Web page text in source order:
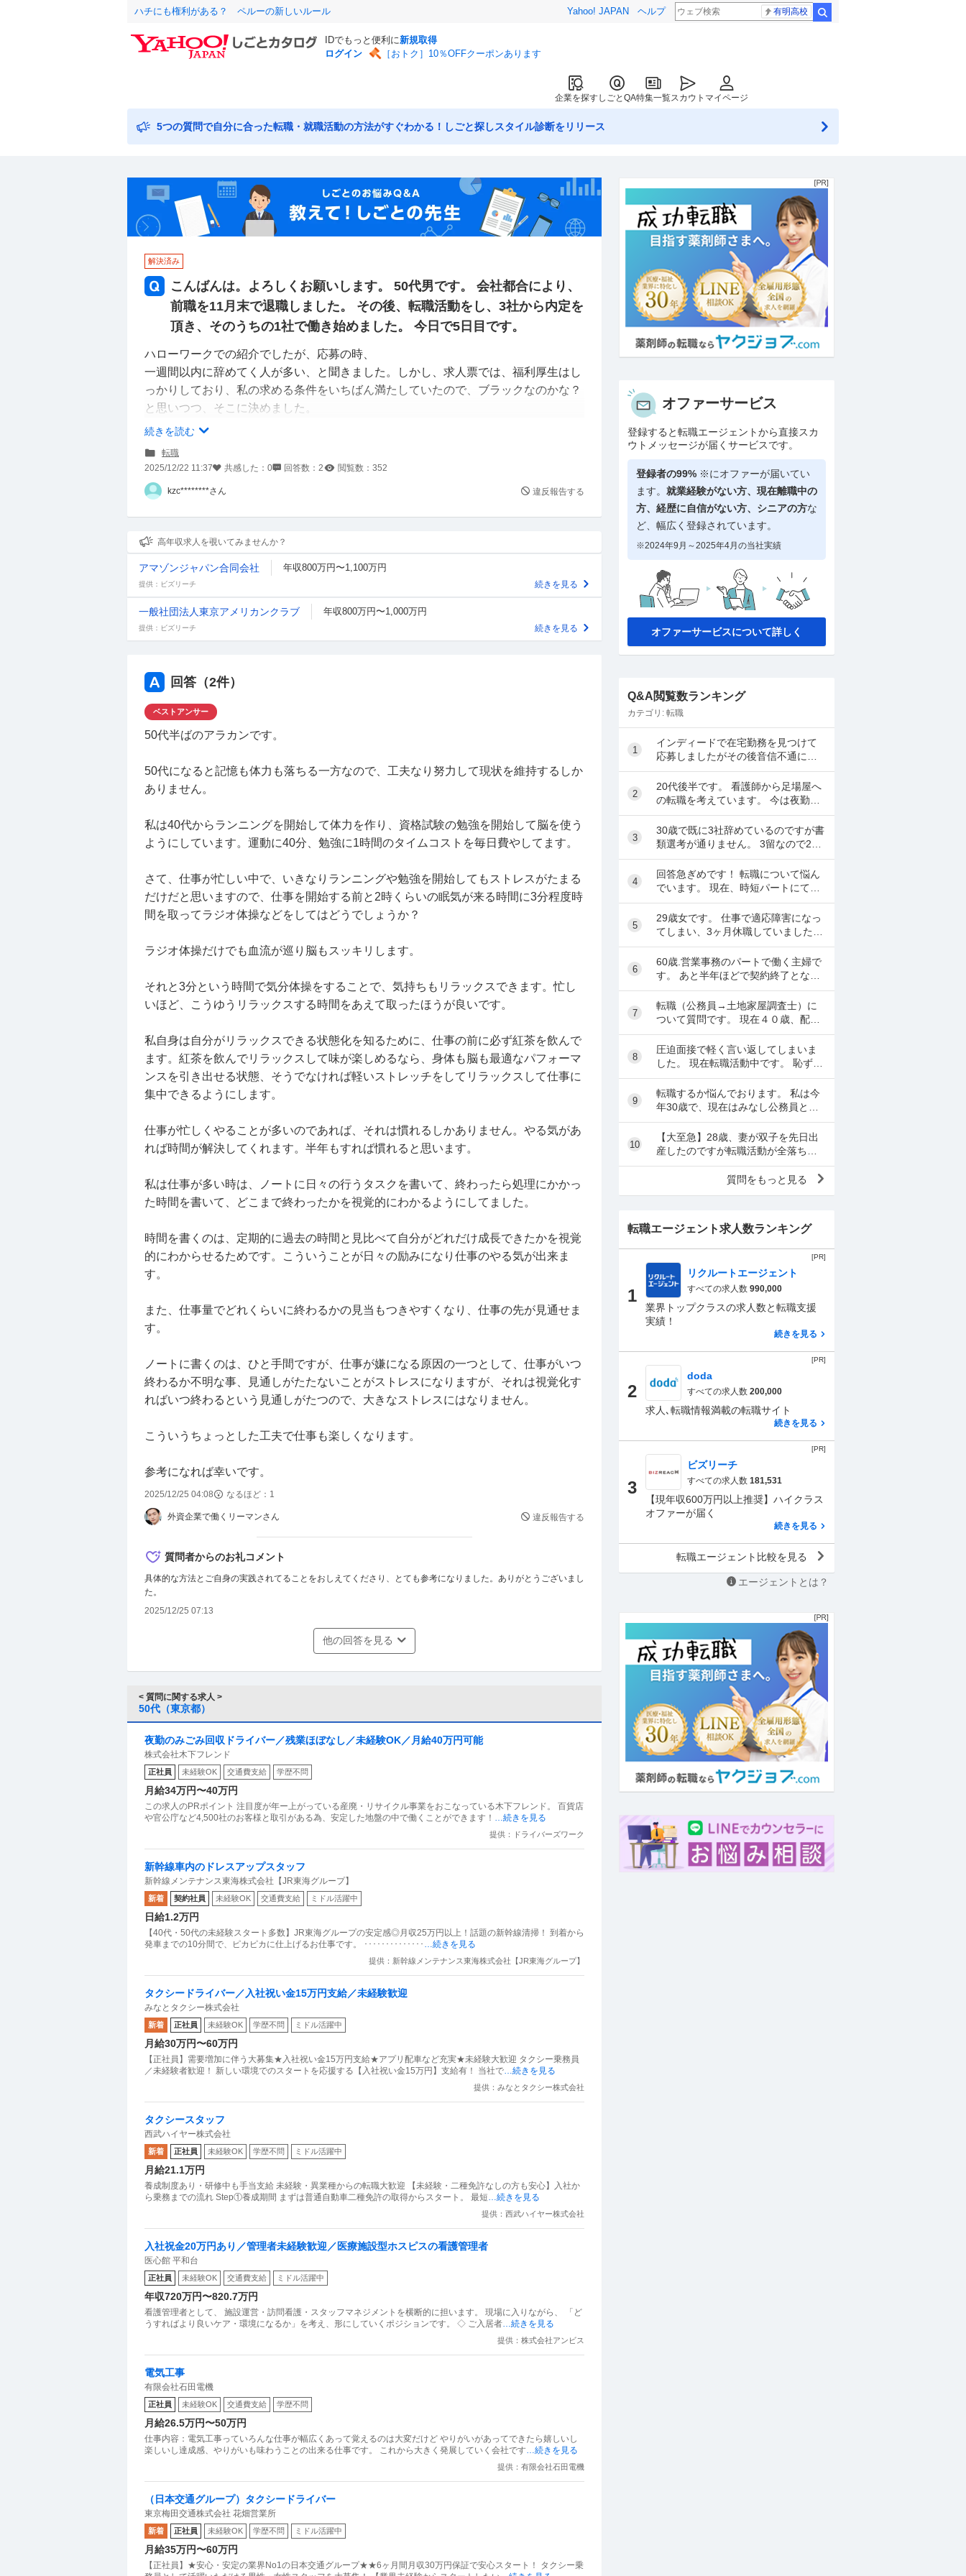
ハチにも権利がある？ ペルーの新しいルール Yahoo! JAPAN ヘルプ 有明高校
IDでもっと便利に新規取得
ログイン
［おトク］10％OFFクーポンあります
企業を探すしごとQA特集一覧スカウト マイページ
5つの質問で自分に合った転職・就職活動の方法がすぐわかる！しごと探しスタイル診断をリリース
解決済み
こんばんは。よろしくお願いします。 50代男です。 会社都合により、
前職を11月末で退職しました。 その後、転職活動をし、3社から内定を
頂き、そのうちの1社で働き始めました。 今日で5日目です。
ハローワークでの紹介でしたが、応募の時、
一週間以内に辞めてく人が多い、と聞きました。しかし、求人票では、福利厚生はし
っかりしており、私の求める条件をいちばん満たしていたので、ブラックなのかな？
と思いつつ、そこに決めました。
働きはじめて、すでに初日に、人が辞めてく理由が分かりました。
内ルールやマニュアルがたくさんあります。
とにかく、覚えることが多くて、しかも、それをやりながら、優先の仕事が入ると、
そちらに取り掛かる。といった具合で、しっかり腰を据えて覚える間がありません。
もちろん、メモはとっていますが、品物の流れや、工程など、まだ把握できていない
ため、先輩社員にいちいち確認しながら行っています。レベルもかなり高いです。
自分で選んだ会社ながら、すでにいっぱいいっぱいで、覚えていけるか不安です。
パワハラなどがある雰囲気ではないので、それは大丈夫かと思いますが、きついで
す。
50代でもう後がないのと、あきらめて辞めるのは本意ではありません。
転職経験のある方、私と同じく、転職間もない方、どのように対応されているか、考
え方など、参考にさせてください。
ちなみに、前職は製造業で、現職も同業種ですが、少し業務体制が違う感じです。
続きを読む
転職
2025/12/22 11:37
共感した： 0 回答数： 2 閲覧数： 352
kzc********さん 違反報告する
高年収求人を覗いてみませんか？
アマゾンジャパン合同会社 年収800万円〜1,100万円
提供：ビズリーチ 続きを見る
一般社団法人東京アメリカンクラブ 年収800万円〜1,000万円
提供：ビズリーチ 続きを見る
回答（2件）
ベストアンサー
50代半ばのアラカンです。
50代になると記憶も体力も落ちる一方なので、工夫なり努力して現状を維持するしか
ありません。
私は40代からランニングを開始して体力を作り、資格試験の勉強を開始して脳を使う
ようにしています。運動に40分、勉強に1時間のタイムコストを毎日費やしてます。
さて、仕事が忙しい中で、いきなりランニングや勉強を開始してもストレスがたまる
だけだと思いますので、仕事を開始する前と2時くらいの眠気が来る時間に3分程度時
間を取ってラジオ体操などをしてはどうでしょうか？
ラジオ体操だけでも血流が巡り脳もスッキリします。
それと3分という時間で気分体操をすることで、気持ちもリラックスできます。忙し
いほど、こうゆうリラックスする時間をあえて取ったほうが良いです。
私自身は自分がリラックスできる状態化を知るために、仕事の前に必ず紅茶を飲んで
ます。紅茶を飲んでリラックスして味が楽しめるなら、身体も脳も最適なパフォーマ
ンスを引き出せる状態、そうでなければ軽いストレッチをしてリラックスして仕事に
集中できるようにします。
仕事が忙しくやることが多いのであれば、それは慣れるしかありません。やる気があ
れば時間が解決してくれます。半年もすれば慣れると思います。
私は仕事が多い時は、ノートに日々の行うタスクを書いて、終わったら処理にかかっ
た時間を書いて、どこまで終わったかを視覚的にわかるようにしてました。
時間を書くのは、定期的に過去の時間と見比べて自分がどれだけ成長できたかを視覚
的にわからせるためです。こういうことが日々の励みになり仕事のやる気が出来ま
す。
また、仕事量でどれくらいに終わるかの見当もつきやすくなり、仕事の先が見通せま
す。
ノートに書くのは、ひと手間ですが、仕事が嫌になる原因の一つとして、仕事がいつ
終わるか不明な事、見通しがたたないことがストレスになりますが、それは視覚化す
ればいつ終わるという見通しがたつので、大きなストレスにはなりません。
こういうちょっとした工夫で仕事も楽しくなります。
参考になれば幸いです。
2025/12/25 04:08 なるほど： 1
外資企業で働くリーマンさん 違反報告する
質問者からのお礼コメント
具体的な方法とご自身の実践されてることをおしえてくださり、とても参考になりました。ありがとうございまし
た。
2025/12/25 07:13
他の回答を見る
< 質問に関する求人 >
50代（東京都）
夜勤のみごみ回収ドライバー／残業ほぼなし／未経験OK／月給40万円可能
株式会社木下フレンド
正社員 未経験OK 交通費支給 学歴不問
月給34万円〜40万円
この求人のPRポイント 注目度が年ー上がっている産廃・リサイクル事業をおこなっている木下フレンド。 百貨店
や官公庁など4,500社のお客様と取引がある為、安定した地盤の中で働くことができます！ …続きを見る
提供：ドライバーズワーク
新幹線車内のドレスアップスタッフ
新幹線メンテナンス東海株式会社【JR東海グループ】
新着 契約社員 未経験OK 交通費支給 ミドル活躍中
日給1.2万円
【40代・50代の未経験スタート多数】JR東海グループの安定感◎月収25万円以上！話題の新幹線清掃！ 到着から
発車までの10分間で、ピカピカに仕上げるお仕事です。 ･･････････････ …続きを見る
提供：新幹線メンテナンス東海株式会社【JR東海グループ】
タクシードライバー／入社祝い金15万円支給／未経験歓迎
みなとタクシー株式会社
新着 正社員 未経験OK 学歴不問 ミドル活躍中
月給30万円〜60万円
【正社員】需要増加に伴う大募集★入社祝い金15万円支給★アプリ配車など充実★未経験大歓迎 タクシー乗務員
／未経験者歓迎！ 新しい環境でのスタートを応援する【入社祝い金15万円】支給有！ 当社で…続きを見る
提供：みなとタクシー株式会社
タクシースタッフ
西武ハイヤー株式会社
新着 正社員 未経験OK 学歴不問 ミドル活躍中
月給21.1万円
養成制度あり・研修中も手当支給 未経験・異業種からの転職大歓迎 【未経験・二種免許なしの方も安心】入社か
ら乗務までの流れ Step①養成期間 まずは普通自動車二種免許の取得からスタート。 最短…続きを見る
提供：西武ハイヤー株式会社
入社祝金20万円あり／管理者未経験歓迎／医療施設型ホスピスの看護管理者
医心館 平和台
正社員 未経験OK 交通費支給 ミドル活躍中
年収720万円〜820.7万円
看護管理者として、 施設運営・訪問看護・スタッフマネジメントを横断的に担います。 現場に入りながら、 「ど
うすればより良いケア・環境になるか」を考え、形にしていくポジションです。 ◇ ご入居者…続きを見る
提供：株式会社アンビス
電気工事
有限会社石田電機
正社員 未経験OK 交通費支給 学歴不問
月給26.5万円〜50万円
仕事内容：電気工事っていろんな仕事が幅広くあって覚えるのは大変だけど やりがいがあってできたら嬉しいし
楽しいし達成感、やりがいも味わうことの出来る仕事です。 これから大きく発展していく会社です…続きを見る
提供：有限会社石田電機
（日本交通グループ）タクシードライバー
東京梅田交通株式会社 花畑営業所
新着 正社員 未経験OK 学歴不問 ミドル活躍中
月給35万円〜60万円
【正社員】★安心・安定の業界No1の日本交通グループ★★6ヶ月間月収30万円保証で安心スタート！ タクシー乗
オファーサービス
登録すると転職エージェントから直接スカ
ウトメッセージが届くサービスです。
登録者の99% ※にオファーが届いてい
ます。 就業経験がない方、現在離職中の
方、 経歴に自信がない方、シニアの方な
ど、幅広く登録されています。
※2024年9月～2025年4月の当社実績
オファーサービスについて詳しく
Q&A閲覧数ランキング
カテゴリ: 転職
1
インディードで在宅勤務を見つけて
応募しましたがその後音信不通にな
りました。 リモート面談の日も決ま
ってました。 リクルーティングソリ
ューションという会...
2
20代後半です。 看護師から足場屋へ
の転職を考えています。 今は夜勤を
月に5、6回行い手取り28万程度です
が昇給が年1000円のため将来に不安
があります。...
3
30歳で既に3社辞めているのですが書
類選考が通りません。 3留なので25
歳から社会人スタートとなり2年2年1
年で辞めてしまいました。全部SES
のITエンジ...
4
回答急ぎめです！ 転職について悩ん
でいます。 現在、時短パートにて就
業しています。 時給は高くなく県の
最低賃金＋20円で、1日6時間で働い
ています。 ...
5
29歳女です。 仕事で適応障害になっ
てしまい、3ヶ月休職していました
が、休職期間が終わります。 転職活
動をしていましたが決まらなかった
ので、一応、復帰さ...
6
60歳.営業事務のパートで働く主婦で
す。 あと半年ほどで契約終了となる
ので転職活動中てす。 契約終了まで
働くか迷いましたが、転職するなら
早いほうが良いだろ...
7
転職（公務員→土地家屋調査士）に
ついて質問です。 現在４０歳、配偶
者、長男（８歳）、長女（２）の４
人暮らしです。 地方公務員として勤
めているなか、昨年度...
8
圧迫面接で軽く言い返してしまいま
した。 現在転職活動中です。 恥ずか
しながら、先述の通り面接で言い返
してしまい、今後どのように対応す
べきかご教示いただきた...
9
転職するか悩んでおります。 私は今
年30歳で、現在はみなし公務員とし
て働いています。年収は約600万円で
土日祝休みです。 このまま現在の職
場で40代～50...
10
【大至急】28歳、妻が双子を先日出
産したのですが転職活動が全落ちし
ています。現在のブラック企業から
抜け出すアドバイスをください。 28
質問をもっと見る
転職エージェント求人数ランキング
[PR]
1
リクルートエージェント
すべての求人数 990,000
業界トップクラスの求人数と転職支援
実績！
続きを見る
[PR]
2
doda
すべての求人数 200,000
求人､転職情報満載の転職サイト
続きを見る
[PR]
3
ビズリーチ
すべての求人数 181,531
【現年収600万円以上推奨】ハイクラス
オファーが届く
続きを見る
転職エージェント比較を見る
エージェントとは？